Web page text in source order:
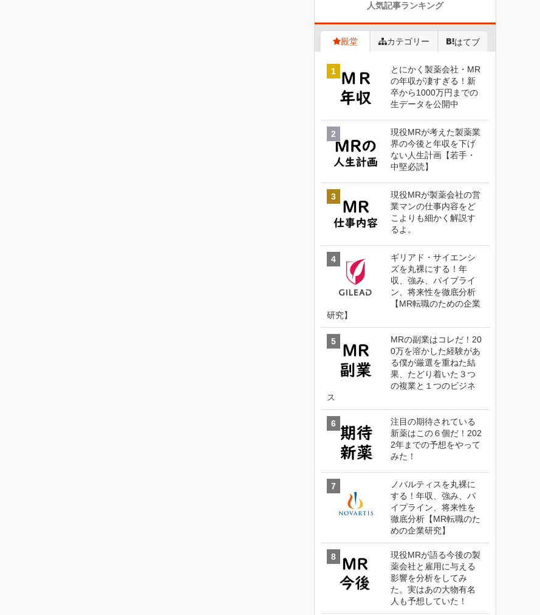
人気記事ランキング
殿堂 カテゴリー はてブ
とにかく製薬会社・MR
の年収が凄すぎる！新
卒から1000万円までの
生データを公開中
現役MRが考えた製薬業
界の今後と年収を下げ
ない人生計画【若手・
中堅必読】
現役MRが製薬会社の営
業マンの仕事内容をど
こよりも細かく解説す
るよ。
ギリアド・サイエンシ
ズを丸裸にする！年
収、強み、パイプライ
ン、将来性を徹底分析
【MR転職のための企業
研究】
MRの副業はコレだ！20
0万を溶かした経験があ
る僕が厳選を重ねた結
果、たどり着いた３つ
の複業と１つのビジネ
ス
注目の期待されている
新薬はこの６個だ！202
2年までの予想をやって
みた！
ノバルティスを丸裸に
する！年収、強み、パ
イプライン、将来性を
徹底分析【MR転職のた
めの企業研究】
現役MRが語る今後の製
薬会社と雇用に与える
影響を分析をしてみ
た。実はあの大物有名
人も予想していた！